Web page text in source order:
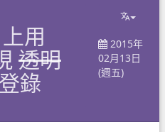
用
透明
錄
2015年
02月13日
(週五)